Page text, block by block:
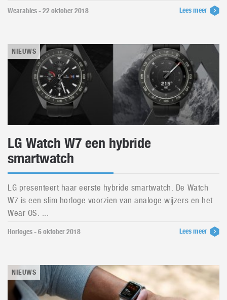
Wearables - 22 oktober 2018 Lees meer
NIEUWS
LG Watch W7 een hybride
smartwatch
LG presenteert haar eerste hybride smartwatch. De Watch
W7 is een slim horloge voorzien van analoge wijzers en het
Wear OS. ...
Horloges - 6 oktober 2018 Lees meer
NIEUWS